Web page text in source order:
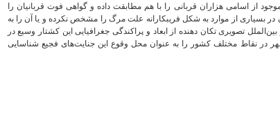
از اسامی هزاران قربانی را با هم مطابقت داده و گواهی فوت قربانیان را
بسیاری از موارد به شکل فریبکارانه علت مرگ را مشخص نکرده و یا آن را به
تصویری تکان‌ دهنده از ابعاد و پراکندگی جغرافیایی این کشتار وسیع در
ایران ارائه داده و دست کم ۳۲ شهر در نقاط مختلف کشور را به عنوان محل وقوع این جنایت‌های فجیع شناسایی